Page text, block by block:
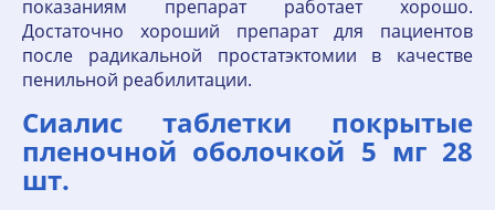
показаниям препарат работает хорошо.
Достаточно хороший препарат для пациентов
после радикальной простатэктомии в качестве
пенильной реабилитации.
Сиалис таблетки покрытые
пленочной оболочкой 5 мг 28
шт.